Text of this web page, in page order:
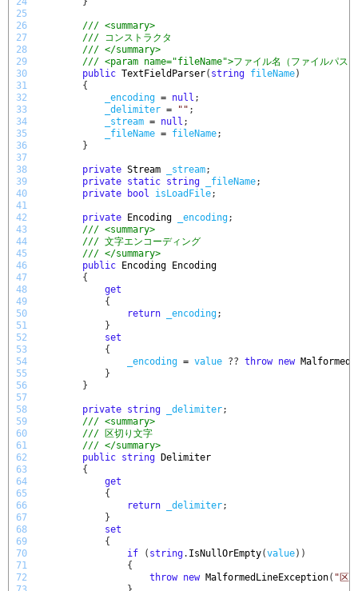
25
26
27
28
29
30
31
32
33
34
35
36
37
38
39
40
41
42
43
44
45
46
47
48
49
50
51
52
53
54
55
56
57
58
59
60
61
62
63
64
65
66
67
68
69
70
71
72
/// <summary>
/// コンストラクタ
/// </summary>
/// <param name="fileName">ファイル名（ファイルパス
public TextFieldParser( string fileName)
{
_encoding = null ;
_delimiter = "" ;
_stream = null ;
_fileName = fileName;
}
private Stream _stream;
private static string _fileName;
private
bool isLoadFile;
private Encoding _encoding;
/// <summary>
/// 文字エンコーディング
/// </summary>
public
Encoding
Encoding
{
get
{
return
_encoding;
}
set
{
_encoding = value ?? throw new
}
}
private string _delimiter;
/// <summary>
/// 区切り文字
/// </summary>
public string
Delimiter
{
get
{
return
_delimiter;
}
set
{
if
( string. IsNullOrEmpty(value) )
{
throw new MalformedLineException( "区